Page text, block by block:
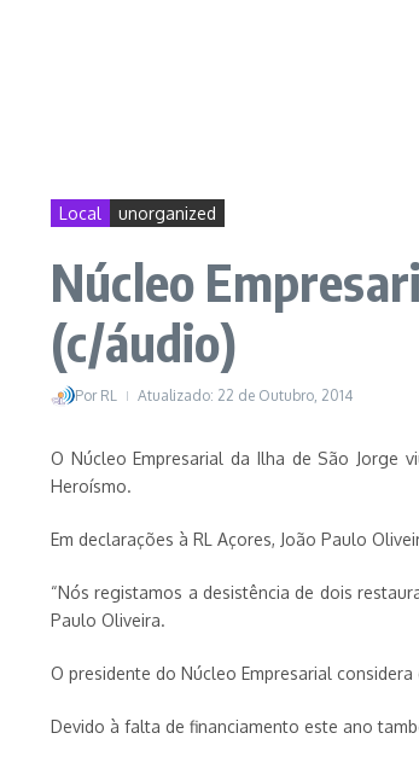
Local unorganized
Núcleo
(c/áudio)
Por RL Atualizado: 22 de Outubro, 2014
O Núcleo Empresarial da Ilha de São Jorge
Heroísmo.
Em declarações à RL Açores, João Paulo
“Nós registamos a desistência de dois
Paulo Oliveira.
O presidente do Núcleo Empresarial
Devido à falta de financiamento este ano